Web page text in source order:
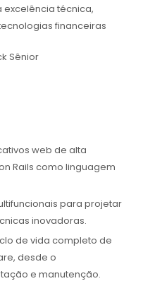
técnica,
financeiras
Sênior
web de alta
Rails como linguagem
para projetar
inovadoras.
de vida completo de
desde o
e manutenção.